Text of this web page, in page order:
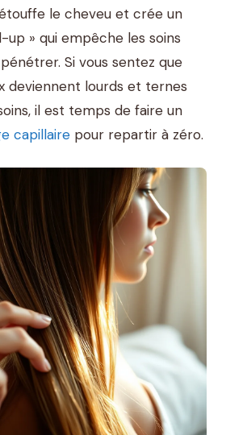
le cheveu et crée un
up » qui empêche les soins
Si vous sentez que
deviennent lourds et ternes
il est temps de faire un
capillaire pour repartir à zéro.